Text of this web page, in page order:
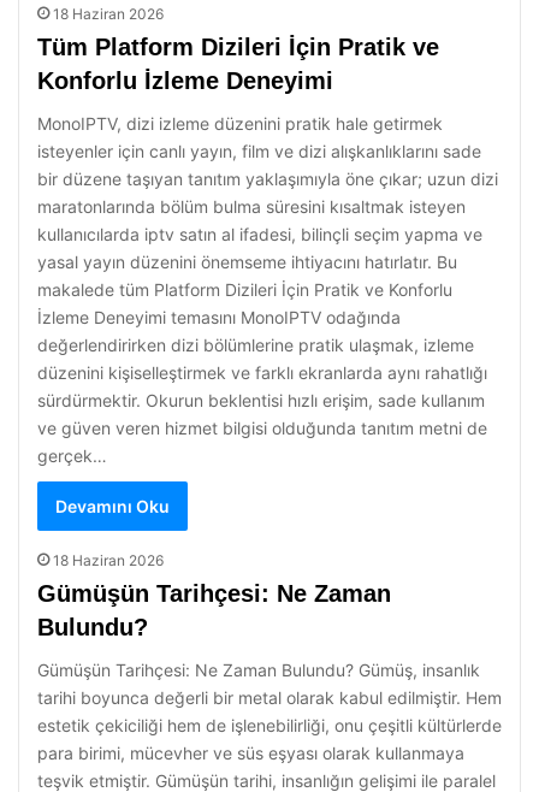
18 Haziran 2026
Tüm Platform Dizileri İçin Pratik ve
Konforlu İzleme Deneyimi
MonoIPTV, dizi izleme düzenini pratik hale getirmek
isteyenler için canlı yayın, film ve dizi alışkanlıklarını sade
bir düzene taşıyan tanıtım yaklaşımıyla öne çıkar; uzun dizi
maratonlarında bölüm bulma süresini kısaltmak isteyen
kullanıcılarda iptv satın al ifadesi, bilinçli seçim yapma ve
yasal yayın düzenini önemseme ihtiyacını hatırlatır. Bu
makalede tüm Platform Dizileri İçin Pratik ve Konforlu
İzleme Deneyimi temasını MonoIPTV odağında
değerlendirirken dizi bölümlerine pratik ulaşmak, izleme
düzenini kişiselleştirmek ve farklı ekranlarda aynı rahatlığı
sürdürmektir. Okurun beklentisi hızlı erişim, sade kullanım
ve güven veren hizmet bilgisi olduğunda tanıtım metni de
gerçek…
Devamını Oku
18 Haziran 2026
Gümüşün Tarihçesi: Ne Zaman
Bulundu?
Gümüşün Tarihçesi: Ne Zaman Bulundu? Gümüş, insanlık
tarihi boyunca değerli bir metal olarak kabul edilmiştir. Hem
estetik çekiciliği hem de işlenebilirliği, onu çeşitli kültürlerde
para birimi, mücevher ve süs eşyası olarak kullanmaya
teşvik etmiştir. Gümüşün tarihi, insanlığın gelişimi ile paralel